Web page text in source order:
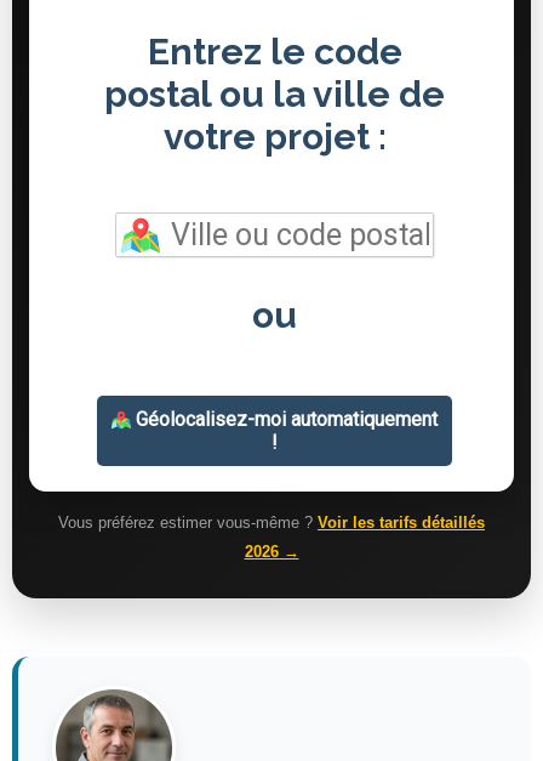
Vous préférez estimer vous-même ? Voir les tarifs détaillés
2026 →